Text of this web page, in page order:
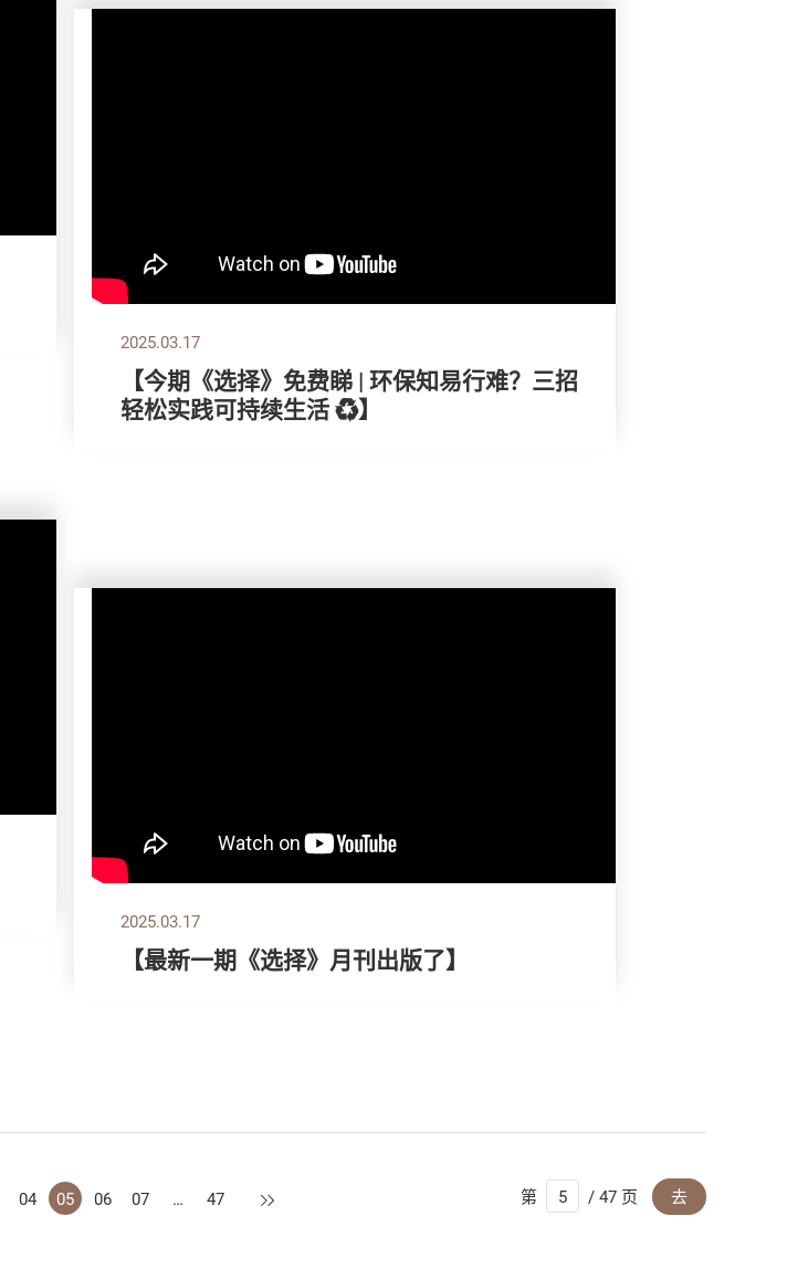
2025.03.17
【今期《选择》免费睇 | 环保知易行难？三招
轻松实践可持续生活 ♻️】
2025.03.17
【最新一期《选择》月刊出版了】
04 05 06 07 … 47 下一页 第 / 47 页 去